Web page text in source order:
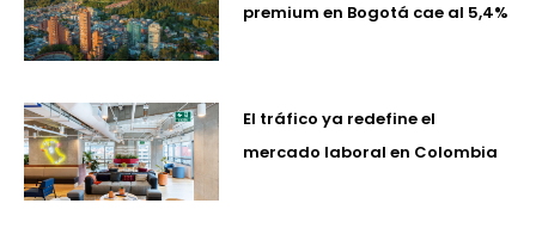
premium en Bogotá cae al 5,4%
El tráfico ya redefine el
mercado laboral en Colombia